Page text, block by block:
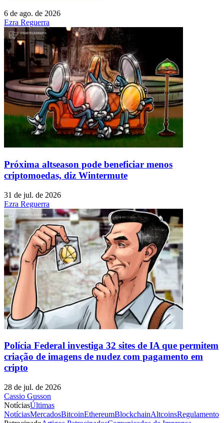
6 de ago. de 2026
Ezra Reguerra
Próxima altseason pode beneficiar menos
criptomoedas, diz Wintermute
31 de jul. de 2026
Ezra Reguerra
Polícia Federal investiga 32 sites de IA que permitem
criação de imagens de nudez com pagamento em
cripto
28 de jul. de 2026
Cassio Gusson
NotíciasÚltimas
NotíciasMercadosBitcoinEthereumBlockchainAltcoinsRegulamento